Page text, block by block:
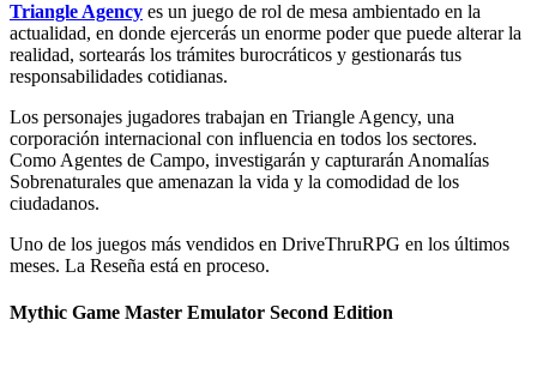
Triangle Agency es un juego de rol de mesa ambientado en la
actualidad, en donde ejercerás un enorme poder que puede alterar la
realidad, sortearás los trámites burocráticos y gestionarás tus
responsabilidades cotidianas.
Los personajes jugadores trabajan en Triangle Agency, una
corporación internacional con influencia en todos los sectores.
Como Agentes de Campo, investigarán y capturarán Anomalías
Sobrenaturales que amenazan la vida y la comodidad de los
ciudadanos.
Uno de los juegos más vendidos en DriveThruRPG en los últimos
meses. La Reseña está en proceso.
Mythic Game Master Emulator Second Edition